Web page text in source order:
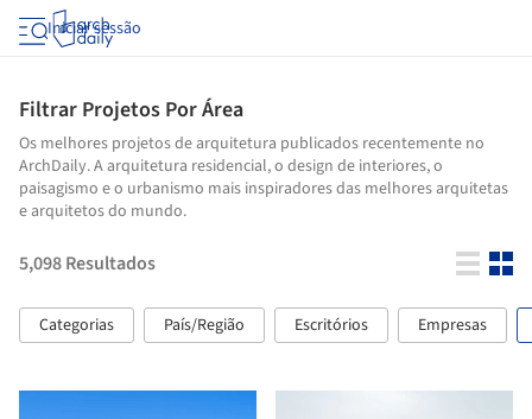
Iniciar sessão
Filtrar Projetos Por Área
Os melhores projetos de arquitetura publicados recentemente no
ArchDaily. A arquitetura residencial, o design de interiores, o
paisagismo e o urbanismo mais inspiradores das melhores arquitetas
e arquitetos do mundo.
5,098Resultados
Categorias País/Região Escritórios Empresas